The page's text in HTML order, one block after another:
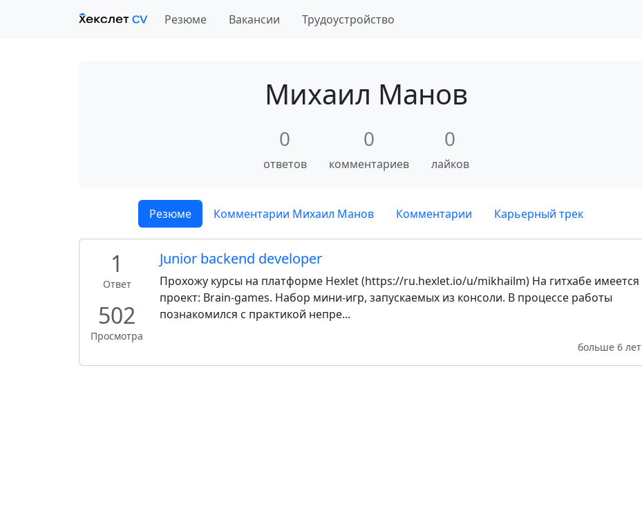
Резюме Вакансии Трудоустройство
Михаил Манов
0
ответов
0
комментариев
0
лайков
Резюме Комментарии Михаил Манов Комментарии Карьерный трек
1
Ответ
502
Просмотра
Junior backend developer
Прохожу курсы на платформе Hexlet (https://ru.hexlet.io/u/mikhailm) На гитхабе имеется
проект: Brain-games. Набор мини-игр, запускаемых из консоли. В процессе работы
познакомился с практикой непре...
больше 6 лет